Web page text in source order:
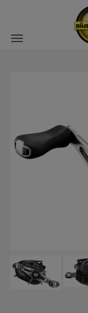
Rullar
Flugrullar